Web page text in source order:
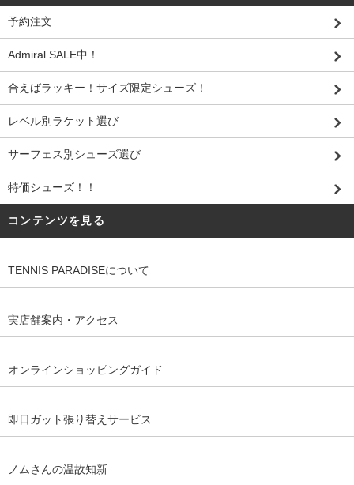
予約注文
Admiral SALE中！
合えばラッキー！サイズ限定シューズ！
レベル別ラケット選び
サーフェス別シューズ選び
特価シューズ！！
コンテンツを見る
TENNIS PARADISEについて
実店舗案内・アクセス
オンラインショッピングガイド
即日ガット張り替えサービス
ノムさんの温故知新